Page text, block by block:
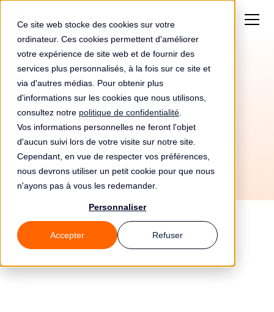
Ce site web stocke des cookies sur votre
ordinateur. Ces cookies permettent d'améliorer
votre expérience de site web et de fournir des
services plus personnalisés, à la fois sur ce site et
via d'autres médias. Pour obtenir plus
d'informations sur les cookies que nous utilisons,
consultez notre politique de confidentialité
Vos informations personnelles ne feront l'objet
d'aucun suivi lors de votre visite sur notre site.
Cependant, en vue de respecter vos préférences,
nous devrons utiliser un petit cookie pour que nous
n'ayons pas à vous les redemander.
Personnaliser
Accepter Refuser
Contrôle RGPD de
TWO-I par la CNIL en
2020
En 2020, TWO-I, dont l'activité est de type
Sport, a été contrôlé par la CNIL. Le contrôle
RGPD a eu lieu dans la ville de METZ.